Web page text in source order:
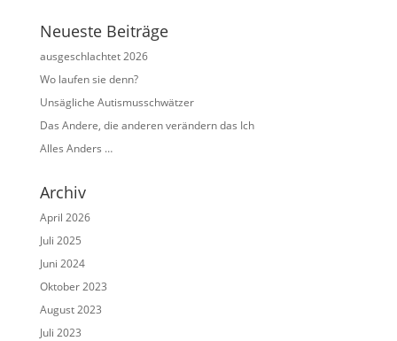
Neueste Beiträge
ausgeschlachtet 2026
Wo laufen sie denn?
Unsägliche Autismusschwätzer
Das Andere, die anderen verändern das Ich
Alles Anders …
Archiv
April 2026
Juli 2025
Juni 2024
Oktober 2023
August 2023
Juli 2023